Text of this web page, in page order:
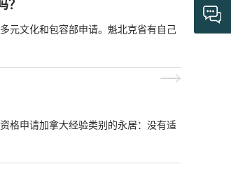
元文化和包容部申请。魁北克省有自己
格申请加拿大经验类别的永居：没有适